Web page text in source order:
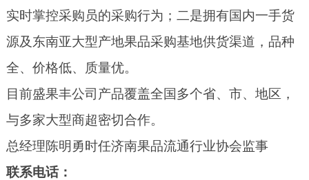
实时掌控采购员的采购行为；二是拥有国内一手货
源及东南亚大型产地果品采购基地供货渠道，品种
全、价格低、质量优。
目前盛果丰公司产品覆盖全国多个省、市、地区，
与多家大型商超密切合作。
总经理陈明勇时任济南果品流通行业协会监事
联系电话：